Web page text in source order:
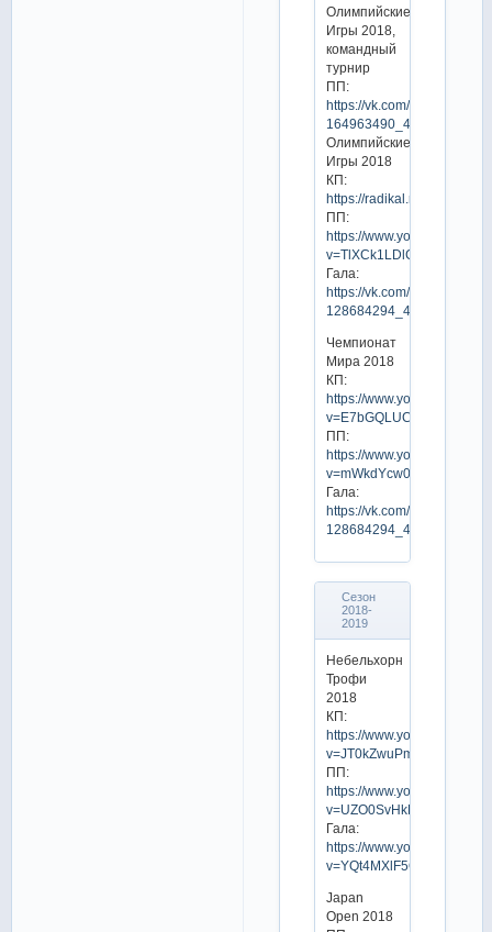
Олимпийские
Игры 2018,
командный
турнир
ПП:
https://vk.com/video-
164963490_456240204
Олимпийские
Игры 2018
КП:
https://radikal.ru/video/
ПП:
https://www.youtube.com/
v=TlXCk1LDlC0
Гала:
https://vk.com/video-
128684294_456239549
Чемпионат
Мира 2018
КП:
https://www.youtube.com/
v=E7bGQLUCuh8
ПП:
https://www.youtube.com/
v=mWkdYcw0MBo
Гала:
https://vk.com/video-
128684294_456239601
Сезон
2018-
2019
Небельхорн
Трофи
2018
КП:
https://www.youtube.com/
v=JT0kZwuPmpg
ПП:
https://www.youtube.com/
v=UZO0SvHkEHc
Гала:
https://www.youtube.com/
v=YQt4MXlF5Q8
Japan
Open 2018